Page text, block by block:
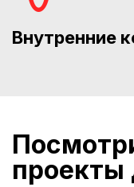
Внутренние
проекты